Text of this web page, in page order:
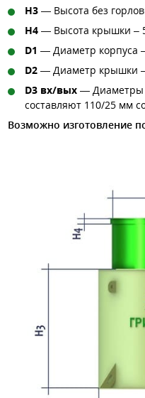
H3 — Высота без
H4 — Высота крышки –
D1 — Диаметр корпуса
D2 — Диаметр крышки
D3 вх/вых — Диаметры
составляют 110/25 мм
Возможно изготовление